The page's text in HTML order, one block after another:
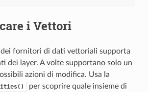
i Vettori
dei fornitori di dati vettoriali supporta
dei layer. A volte supportano solo un
azioni di modifica. Usa la
per scoprire quale insieme di